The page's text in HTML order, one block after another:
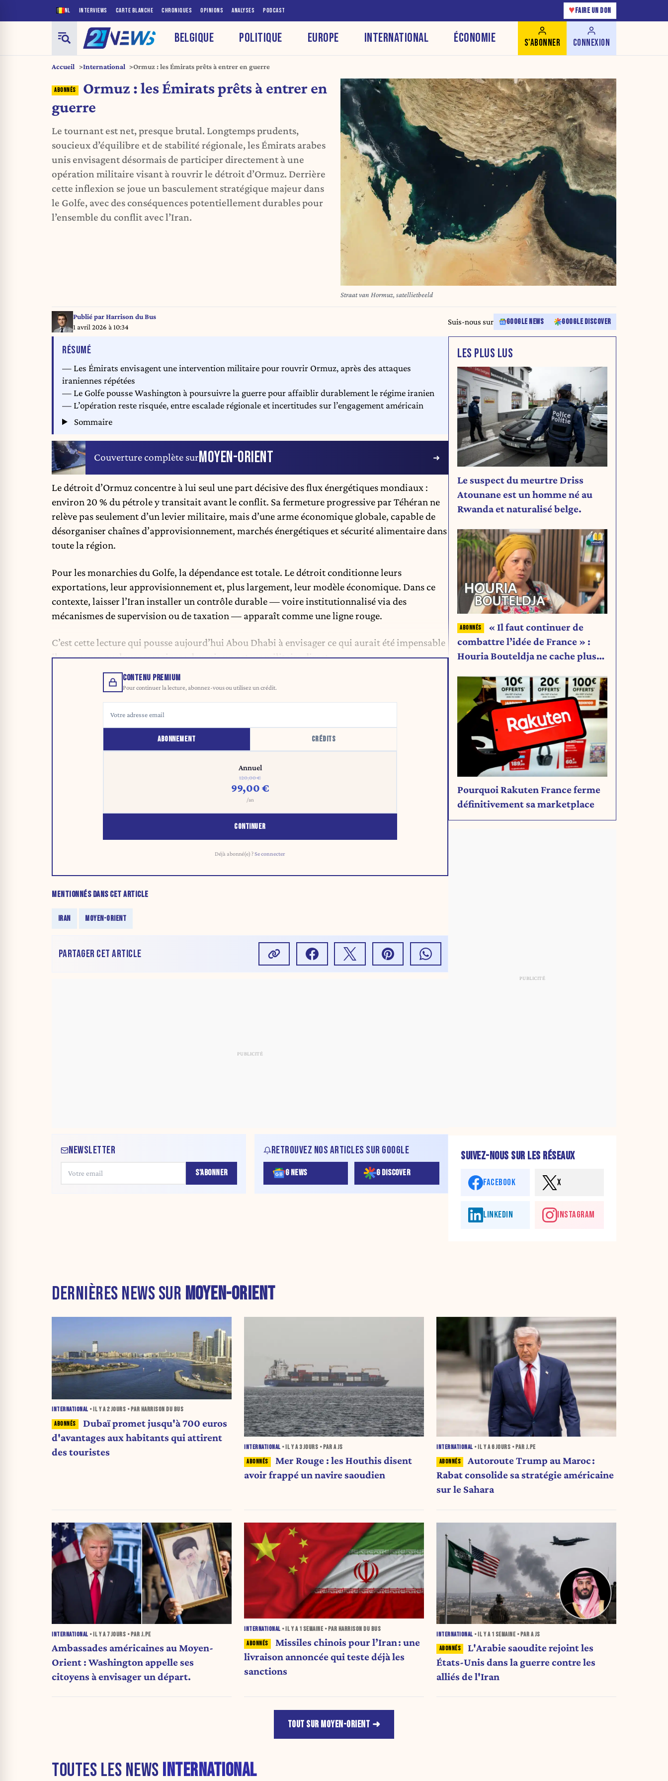
NL INTERVIEWS CARTE BLANCHE CHRONIQUES OPINIONS ANALYSES PODCAST ♥ FAIRE UN DON
BELGIQUE POLITIQUE EUROPE INTERNATIONAL ÉCONOMIE S'ABONNER CONNEXION
Accueil International Ormuz : les Émirats prêts à entrer en guerre
Ormuz : les Émirats prêts à entrer en
guerre
Le tournant est net, presque brutal. Longtemps prudents,
soucieux d’équilibre et de stabilité régionale, les Émirats arabes
unis envisagent désormais de participer directement à une
opération militaire visant à rouvrir le détroit d’Ormuz. Derrière
cette inflexion se joue un basculement stratégique majeur dans
le Golfe, avec des conséquences potentiellement durables pour
l’ensemble du conflit avec l’Iran.
Straat van Hormuz, satellietbeeld
Publié parHarrison du Bus
1 avril 2026 à 10:34
Suis-nous sur GOOGLE NEWS GOOGLE DISCOVER
RÉSUMÉDE L'ARTICLE
— Les Émirats envisagent une intervention militaire pour rouvrir Ormuz, après des attaques
iraniennes répétées
— Le Golfe pousse Washington à poursuivre la guerre pour affaiblir durablement le régime iranien
— L’opération reste risquée, entre escalade régionale et incertitudes sur l’engagement américain
Sommaire
Couverture complète surMOYEN-ORIENT
Ledétroit d’Ormuzconcentre à lui seul une part décisive des flux énergétiques mondiaux :
environ 20 % du pétrole y transitait avant le conflit. Sa fermeture progressive par Téhéran ne
relève pas seulement d’un levier militaire, mais d’une arme économique globale, capable de
désorganiser chaînes d’approvisionnement, marchés énergétiques et sécurité alimentaire dans
toute la région.
Pour les monarchies du Golfe, la dépendance est totale. Le détroit conditionne leurs
exportations, leur approvisionnement et, plus largement, leur modèle économique. Dans ce
contexte, laisser l’Iran installer un contrôle durable — voire institutionnalisé via des
mécanismes de supervision ou de taxation — apparaît comme une ligne rouge.
C’est cette lecture qui pousse aujourd’hui Abou Dhabi à envisager ce qui aurait été impensable
il y a encore quelques semaines : devenir un acteur militaire direct.
CONTENU PREMIUM
Pour continuer la lecture, abonnez-vous ou utilisez un crédit.
ABONNEMENT CRÉDITS
Annuel
120,00 €
99,00 €
/an
CONTINUER
Déjà abonné(e) ?Se connecter
MENTIONNÉS DANS CET ARTICLE
IRAN MOYEN-ORIENT
PARTAGER CET ARTICLE
NEWSLETTER
S'ABONNER
RETROUVEZ NOS ARTICLES SUR GOOGLE
G NEWS G DISCOVER
LES PLUS LUS
Le suspect du meurtre Driss
Atounane est un homme né au
Rwanda et naturalisé belge.
« Il faut continuer de
combattre l’idée de France » :
Houria Bouteldja ne cache plus
Pourquoi Rakuten France ferme
définitivement sa marketplace
SUIVEZ-NOUS SUR LES RÉSEAUX
FACEBOOK X
LINKEDIN INSTAGRAM
DERNIÈRES NEWS SUR MOYEN-ORIENT
INTERNATIONAL • IL Y A2 JOURS • PAR HARRISON DU BUS
Dubaï promet jusqu'à 700 euros
d'avantages aux habitants qui attirent
des touristes
INTERNATIONAL • IL Y A3 JOURS • PAR A JS
Mer Rouge : les Houthis disent
avoir frappé un navire saoudien
INTERNATIONAL • IL Y A6 JOURS • PAR J.PE
Autoroute Trump au Maroc :
Rabat consolide sa stratégie américaine
sur le Sahara
INTERNATIONAL • IL Y A 7 JOURS • PAR J.PE
Ambassades américaines au Moyen-
Orient : Washington appelle ses
citoyens à envisager un départ.
INTERNATIONAL • IL Y A 1 SEMAINE • PAR HARRISON DU BUS
Missiles chinois pour l’Iran : une
livraison annoncée qui teste déjà les
sanctions
INTERNATIONAL • IL Y A 1 SEMAINE • PAR A JS
L'Arabie saoudite rejoint les
États-Unis dans la guerre contre les
alliés de l'Iran
TOUT SUR MOYEN-ORIENT
TOUTES LES NEWS INTERNATIONAL